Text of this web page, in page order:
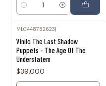
Cantidad
MLC448782623
Vinilo The Last Shadow
Puppets - The Age Of The
Understatem
$39.000